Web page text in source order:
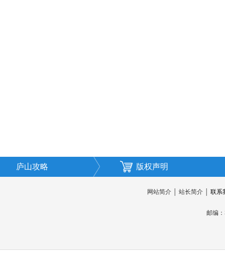
庐山攻略 版权声明
网站简介│ 站长简介│ 联系
邮编